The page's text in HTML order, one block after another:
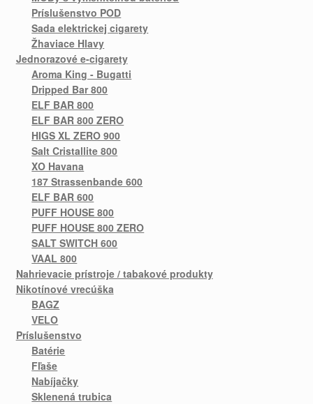
Príslušenstvo POD
Sada elektrickej cigarety
Žhaviace Hlavy
Jednorazové e-cigarety
Aroma King - Bugatti
Dripped Bar 800
ELF BAR 800
ELF BAR 800 ZERO
HIGS XL ZERO 900
Salt Cristallite 800
XO Havana
187 Strassenbande 600
ELF BAR 600
PUFF HOUSE 800
PUFF HOUSE 800 ZERO
SALT SWITCH 600
VAAL 800
Nahrievacie prístroje / tabakové produkty
Nikotínové vrecúška
BAGZ
VELO
Príslušenstvo
Batérie
Fľaše
Nabíjačky
Sklenená trubica